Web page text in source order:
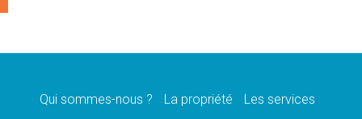
07.08.2026
07.08.2026
Qui sommes-nous ? La propriété
Les services